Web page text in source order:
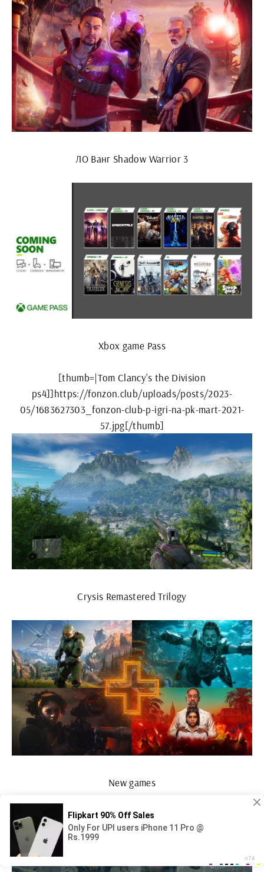
ЛО Ванг Shadow Warrior 3
Xbox game Pass
[thumb=|Tom Clancy's the Division
ps4]]https://fonzon.club/uploads/posts/2023-
05/1683627303_fonzon-club-p-igri-na-pk-mart-2021-
57.jpg[/thumb]
Crysis Remastered Trilogy
New games